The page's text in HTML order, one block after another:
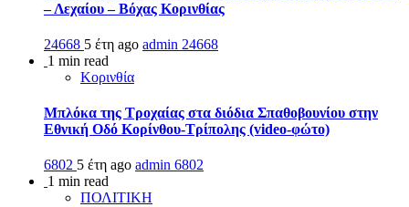
– Λεχαίου – Βόχας Κορινθίας
24668 5 έτη ago admin 24668
1 min read
Κορινθία
Μπλόκα της Τροχαίας στα διόδια Σπαθοβουνίου στην
Εθνική Οδό Κορίνθου-Τρίπολης (video-φώτο)
6802 5 έτη ago admin 6802
1 min read
ΠΟΛΙΤΙΚΗ